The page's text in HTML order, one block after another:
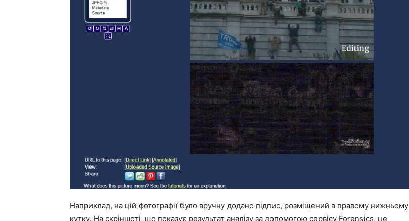
Наприклад, на цій фотографії було вручну додано підпис, розміщений в правому нижньому
кутку. На скріншоті, що показує результат аналізу за допомогою сервісу Forensics, це